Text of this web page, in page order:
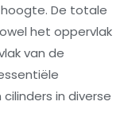
De totale
het oppervlak
van de
in diverse